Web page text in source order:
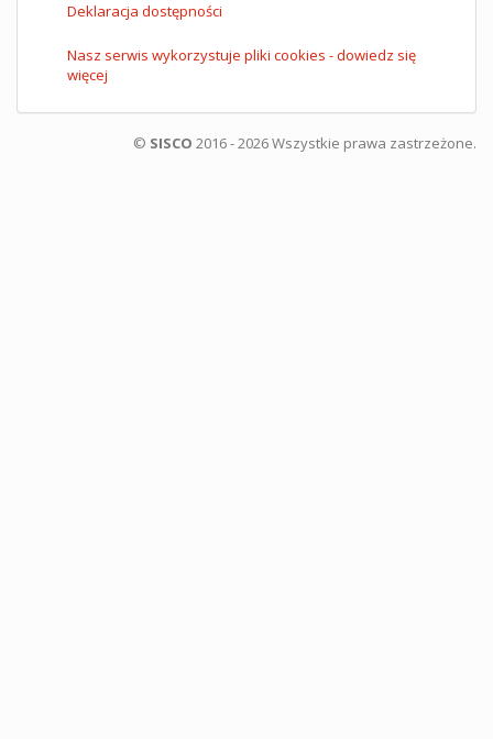
Deklaracja dostępności
Nasz serwis wykorzystuje pliki cookies - dowiedz się
więcej
© SISCO 2016 - 2026 Wszystkie prawa zastrzeżone.